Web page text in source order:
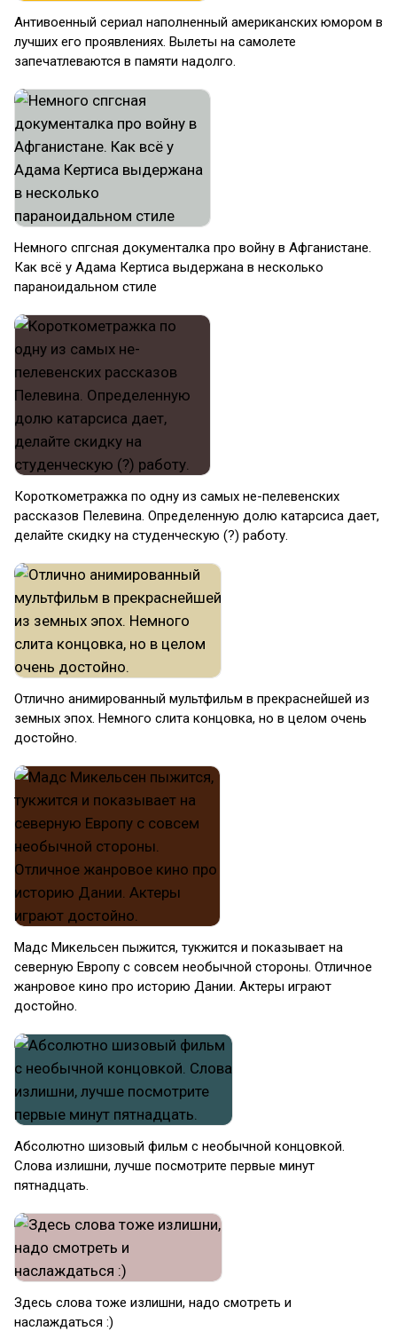
Антивоенный сериал наполненный американских юмором в
лучших его проявлениях. Вылеты на самолете
запечатлеваются в памяти надолго.
Немного спгсная документалка про войну в Афганистане.
Как всё у Адама Кертиса выдержана в несколько
параноидальном стиле
Короткометражка по одну из самых не-пелевенских
рассказов Пелевина. Определенную долю катарсиса дает,
делайте скидку на студенческую (?) работу.
Отлично анимированный мультфильм в прекраснейшей из
земных эпох. Немного слита концовка, но в целом очень
достойно.
Мадс Микельсен пыжится, тукжится и показывает на
северную Европу с совсем необычной стороны. Отличное
жанровое кино про историю Дании. Актеры играют
достойно.
Абсолютно шизовый фильм с необычной концовкой.
Слова излишни, лучше посмотрите первые минут
пятнадцать.
Здесь слова тоже излишни, надо смотреть и
наслаждаться :)